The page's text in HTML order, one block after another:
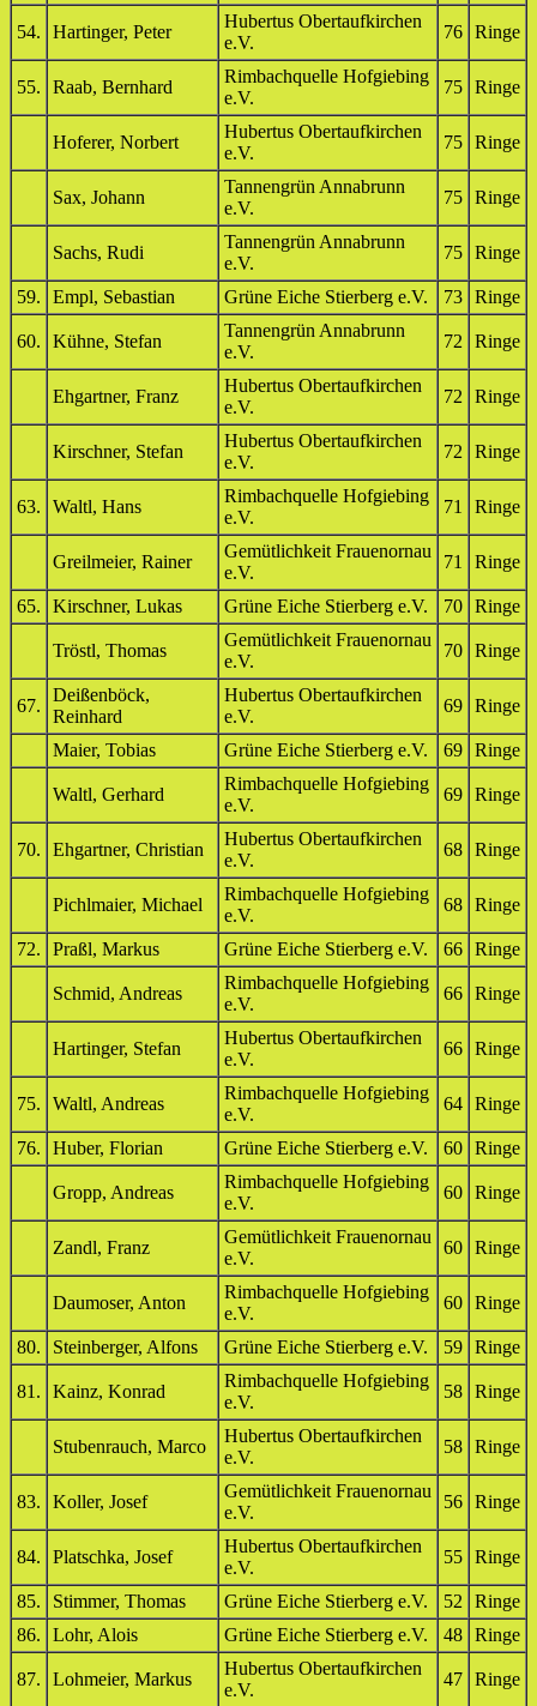
54. Hartinger, Peter
Hubertus Obertaufkirchen
e.V.
76 Ringe
55. Raab, Bernhard
Rimbachquelle Hofgiebing
e.V.
75 Ringe
Hoferer, Norbert
Hubertus Obertaufkirchen
e.V.
75 Ringe
Sax, Johann
Tannengrün Annabrunn
e.V.
75 Ringe
Sachs, Rudi
Tannengrün Annabrunn
e.V.
75 Ringe
59. Empl, Sebastian Grüne Eiche Stierberg e.V. 73 Ringe
60. Kühne, Stefan
Tannengrün Annabrunn
e.V.
72 Ringe
Ehgartner, Franz
Hubertus Obertaufkirchen
e.V.
72 Ringe
Kirschner, Stefan
Hubertus Obertaufkirchen
e.V.
72 Ringe
63. Waltl, Hans
Rimbachquelle Hofgiebing
e.V.
71 Ringe
Greilmeier, Rainer
Gemütlichkeit Frauenornau
e.V.
71 Ringe
65. Kirschner, Lukas Grüne Eiche Stierberg e.V. 70 Ringe
Tröstl, Thomas
Gemütlichkeit Frauenornau
e.V.
70 Ringe
67.
Deißenböck,
Reinhard
Hubertus Obertaufkirchen
e.V.
69 Ringe
Maier, Tobias Grüne Eiche Stierberg e.V. 69 Ringe
Waltl, Gerhard
Rimbachquelle Hofgiebing
e.V.
69 Ringe
70. Ehgartner, Christian
Hubertus Obertaufkirchen
e.V.
68 Ringe
Pichlmaier, Michael
Rimbachquelle Hofgiebing
e.V.
68 Ringe
72. Praßl, Markus Grüne Eiche Stierberg e.V. 66 Ringe
Schmid, Andreas
Rimbachquelle Hofgiebing
e.V.
66 Ringe
Hartinger, Stefan
Hubertus Obertaufkirchen
e.V.
66 Ringe
75. Waltl, Andreas
Rimbachquelle Hofgiebing
e.V.
64 Ringe
76. Huber, Florian Grüne Eiche Stierberg e.V. 60 Ringe
Gropp, Andreas
Rimbachquelle Hofgiebing
e.V.
60 Ringe
Zandl, Franz
Gemütlichkeit Frauenornau
e.V.
60 Ringe
Daumoser, Anton
Rimbachquelle Hofgiebing
e.V.
60 Ringe
80. Steinberger, Alfons Grüne Eiche Stierberg e.V. 59 Ringe
81. Kainz, Konrad
Rimbachquelle Hofgiebing
e.V.
58 Ringe
Stubenrauch, Marco
Hubertus Obertaufkirchen
e.V.
58 Ringe
83. Koller, Josef
Gemütlichkeit Frauenornau
e.V.
56 Ringe
84. Platschka, Josef
Hubertus Obertaufkirchen
e.V.
55 Ringe
85. Stimmer, Thomas Grüne Eiche Stierberg e.V. 52
Ringe
86.
Lohr, Alois Grüne Eiche Stierberg e.V. 48 Ringe
87. Lohmeier, Markus
Hubertus Obertaufkirchen
e.V.
47 Ringe